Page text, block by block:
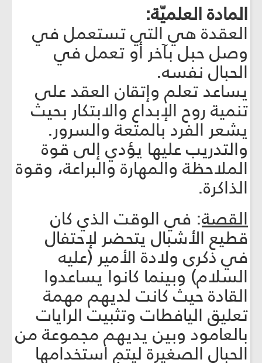
المادة العلميّة:
العقدة هي التي تستعمل في
وصل حبل بآخر أو تعمل في
الحبال نفسه.
يساعد تعلم وإتقان العقد على
تنمية روح الإبداع والابتكار بحيث
يشعر الفرد بالمتعة والسرور.
والتدريب عليها يؤدي إلى قوة
الملاحظة والمهارة والبراعة، وقوة
الذاكرة.
القصة: في الوقت الذي كان
قطيع الأشبال يتحضر لإحتفال
في ذكرى ولادة الأمير (عليه
السلام) وبينما كانوا يساعدوا
القادة حيث كانت لديهم مهمة
تعليق اليافطات وتثبيت الرايات
بالعامود وبين يديهم مجموعة من
الحبال الصغيرة ليتم استخدامها